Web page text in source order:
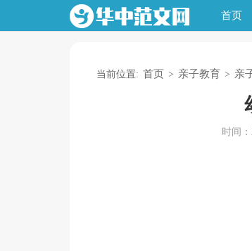
首页
当前位置: 首页 > 亲子教育 > 亲
时间